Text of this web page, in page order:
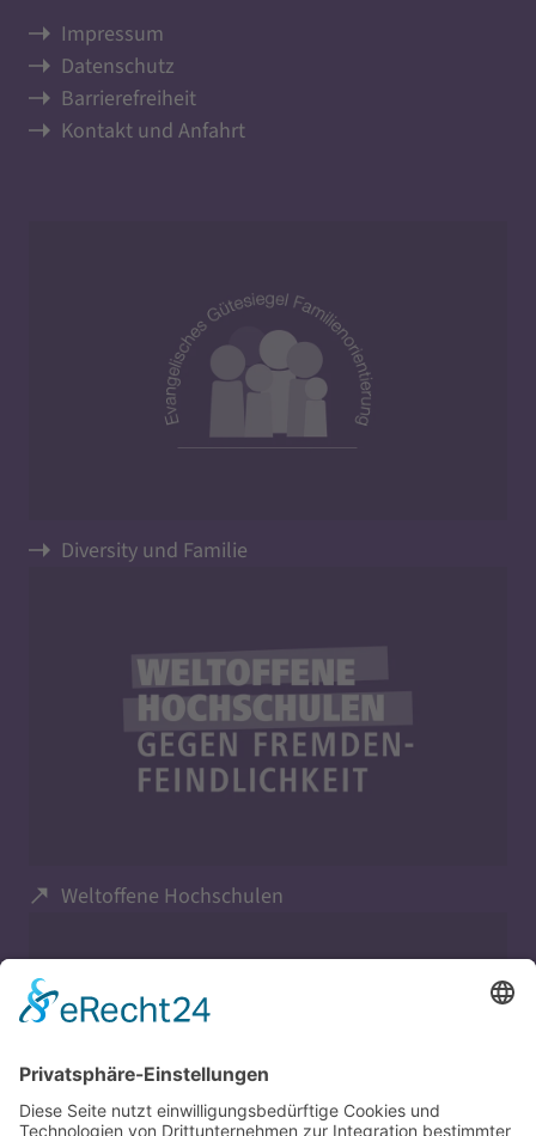
Impressum
Datenschutz
Barrierefreiheit
Kontakt und Anfahrt
Diversity und Familie
Weltoffene Hochschulen